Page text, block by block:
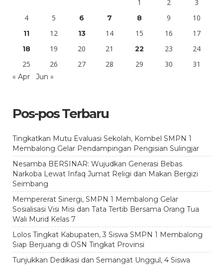
1 2
3
4
5 6 7 8 9 10
11 12 13 14 15 16 17
18 19 20 21 22 23
24
25
26 27 28 29 30 31
« Apr Jun »
Pos-pos Terbaru
Tingkatkan Mutu Evaluasi Sekolah, Kombel SMPN 1
Membalong Gelar Pendampingan Pengisian Sulingjar
Nesamba BERSINAR: Wujudkan Generasi Bebas
Narkoba Lewat Infaq Jumat Religi dan Makan Bergizi
Seimbang
Mempererat Sinergi, SMPN 1 Membalong Gelar
Sosialisasi Visi Misi dan Tata Tertib Bersama Orang Tua
Wali Murid Kelas 7
Lolos Tingkat Kabupaten, 3 Siswa SMPN 1 Membalong
Siap Berjuang di OSN Tingkat Provinsi
Tunjukkan Dedikasi dan Semangat Unggul, 4 Siswa